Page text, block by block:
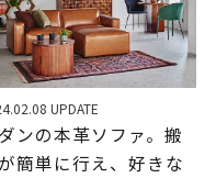
UPDATE
ンの本革ソファ。搬
簡単に行え、好きな